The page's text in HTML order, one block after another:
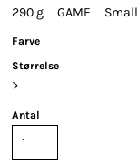
290 g GAME Small -
Farve
Størrelse
>
Antal